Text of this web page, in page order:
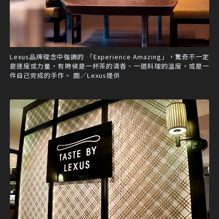
Lexus品牌理念中強調的 「Experience Amazing」，驚奇不一定
是速度或力量，有時候是一杯茶的清香、一道料理的溫度，或是一
件自己完成的手作。 圖／Lexus提供